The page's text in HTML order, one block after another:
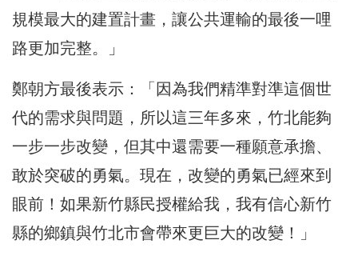
規模最大的建置計畫，讓公共運輸的最後一哩
路更加完整。」
鄭朝方最後表示：「因為我們精準對準這個世
代的需求與問題，所以這三年多來，竹北能夠
一步一步改變，但其中還需要一種願意承擔、
敢於突破的勇氣。現在，改變的勇氣已經來到
眼前！如果新竹縣民授權給我，我有信心新竹
縣的鄉鎮與竹北市會帶來更巨大的改變！」